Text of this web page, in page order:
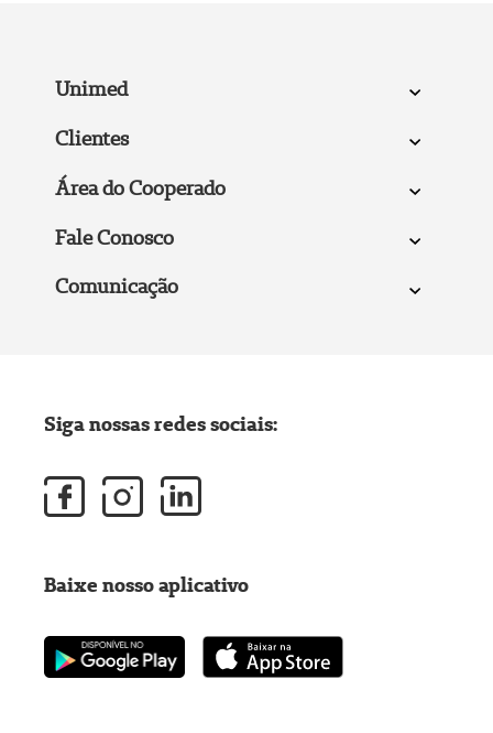
Unimed
Clientes
Área do Cooperado
Fale Conosco
Comunicação
Siga nossas redes sociais:
Baixe nosso aplicativo